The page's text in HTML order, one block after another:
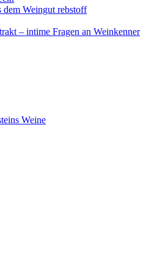
dem Weingut rebstoff
– intime Fragen an Weinkenner
Weine